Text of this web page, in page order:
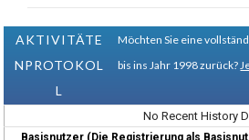
AKTIVITÄTE
NPROTOKOL
L
Möchten Sie eine
bis ins Jahr 1998 zurück?
No Recent History
Basisnutzer (Die Registrierung als